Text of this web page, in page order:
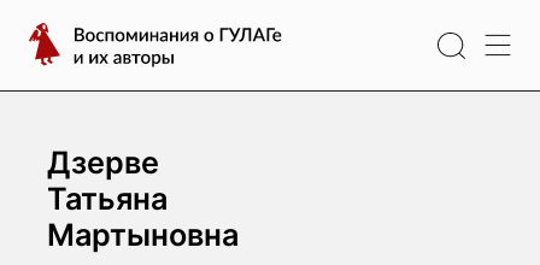
содержимому
Воспоминания
о
ГУЛАГе
авторы
Дзерве
Татьяна
Мартыновна